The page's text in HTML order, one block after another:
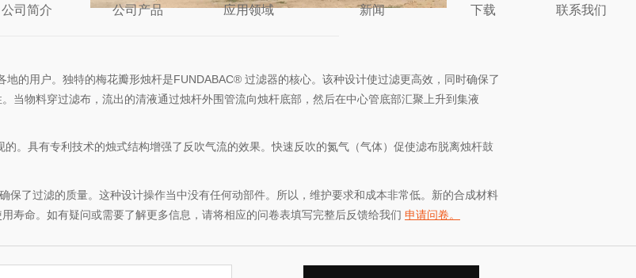
的用户。独特的梅花瓣形烛杆是FUNDABAC® 过滤器的核心。该种设计使过滤更高效，同时确保了
当物料穿过滤布，流出的清液通过烛杆外围管流向烛杆底部，然后在中心管底部汇聚上升到集液
。具有专利技术的烛式结构增强了反吹气流的效果。快速反吹的氮气（气体）促使滤布脱离烛杆鼓
了过滤的质量。这种设计操作当中没有任何动部件。所以，维护要求和成本非常低。新的合成材料
寿命。如有疑问或需要了解更多信息，请将相应的问卷表填写完整后反馈给我们 申请问卷。
公司简介 公司产品 应用领域 新闻 下载 联系我们